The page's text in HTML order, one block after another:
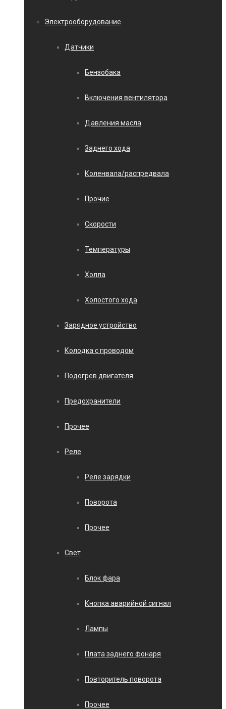
Электрооборудование
Датчики
Бензобака
Включения вентилятора
Давления масла
Заднего хода
Коленвала/распредвала
Прочие
Скорости
Температуры
Холла
Холостого хода
Зарядное устройство
Колодка с проводом
Подогрев двигателя
Предохранители
Прочее
Реле
Реле зарядки
Поворота
Прочее
Свет
Блок фара
Кнопка аварийной сигнал
Лампы
Плата заднего фонаря
Повторитель поворота
Прочее